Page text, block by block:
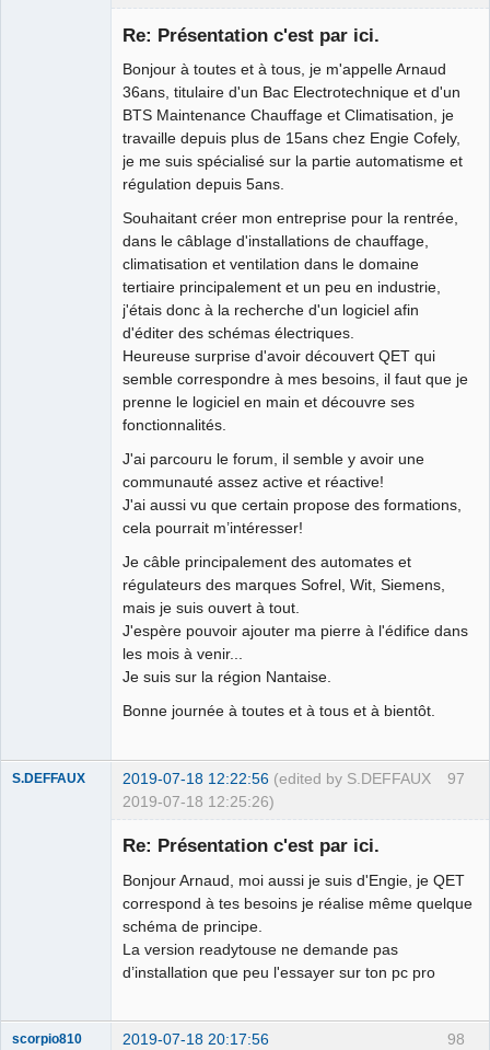
Re: Présentation c'est par ici.
Bonjour à toutes et à tous, je m'appelle Arnaud
36ans, titulaire d'un Bac Electrotechnique et d'un
BTS Maintenance Chauffage et Climatisation, je
travaille depuis plus de 15ans chez Engie Cofely,
je me suis spécialisé sur la partie automatisme et
régulation depuis 5ans.
Souhaitant créer mon entreprise pour la rentrée,
dans le câblage d'installations de chauffage,
climatisation et ventilation dans le domaine
tertiaire principalement et un peu en industrie,
j'étais donc à la recherche d'un logiciel afin
d'éditer des schémas électriques.
Heureuse surprise d'avoir découvert QET qui
semble correspondre à mes besoins, il faut que je
prenne le logiciel en main et découvre ses
fonctionnalités.
J'ai parcouru le forum, il semble y avoir une
communauté assez active et réactive!
J'ai aussi vu que certain propose des formations,
cela pourrait m’intéresser!
Je câble principalement des automates et
régulateurs des marques Sofrel, Wit, Siemens,
mais je suis ouvert à tout.
J'espère pouvoir ajouter ma pierre à l'édifice dans
les mois à venir...
Je suis sur la région Nantaise.
Bonne journée à toutes et à tous et à bientôt.
97
S.DEFFAUX 2019-07-18 12:22:56 (edited by S.DEFFAUX
2019-07-18 12:25:26)
Re: Présentation c'est par ici.
Bonjour Arnaud, moi aussi je suis d'Engie, je QET
correspond à tes besoins je réalise même quelque
schéma de principe.
La version readytouse ne demande pas
d’installation que peu l'essayer sur ton pc pro
98
scorpio810 2019-07-18 20:17:56